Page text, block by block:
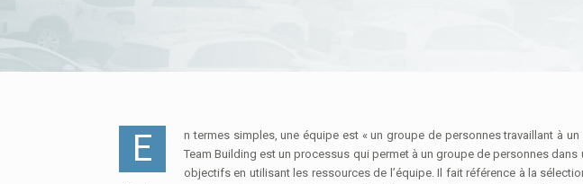
En termes simples, une équipe est « un groupe de personnes travaillant à un objectif commun ». Par conséquent, le Business
Team Building est un processus qui permet à un groupe de personnes
objectifs en utilisant les ressources de l’équipe. Il fait référence à la